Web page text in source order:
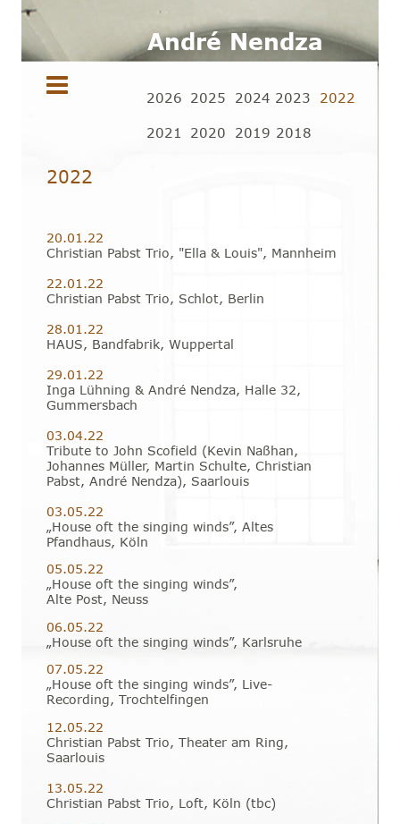
André Nendza
2022
20.01.22
Christian Pabst Trio, "Ella & Louis", Mannheim
22.01.22
Christian Pabst Trio, Schlot, Berlin
28.01.22
HAUS, Bandfabrik, Wuppertal
29.01.22
Inga Lühning & André Nendza, Halle 32,
Gummersbach
03.04.22
Tribute to John Scofield (Kevin Naßhan,
Johannes Müller, Martin Schulte, Christian
Pabst, André Nendza), Saarlouis
03.05.22
„House oft the singing winds”, Altes
Pfandhaus, Köln
05.05.22
„House oft the singing winds”,
Alte Post, Neuss
06.05.22
„House oft the singing winds”, Karlsruhe
07.05.22
„House oft the singing winds”, Live-
Recording, Trochtelfingen
12.05.22
Christian Pabst Trio, Theater am Ring,
Saarlouis
13.05.22
Christian Pabst Trio, Loft, Köln (tbc)
2025 2024 2023 2022
2021 2020 2019 2018
2026